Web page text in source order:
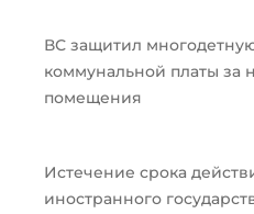
ВС защитил
коммунальной платы за
помещения
Истечение срока
иностранного